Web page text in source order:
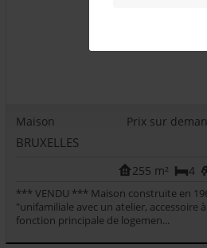
Maison Prix sur
BRUXELLES
4
255 m²
*** VENDU *** Maison construite en
"unifamiliale avec un atelier, accessoire
fonction principale de logemen...